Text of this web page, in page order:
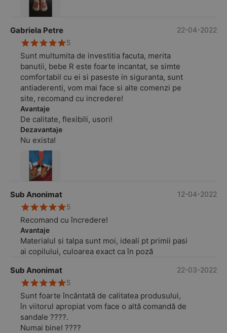
Gabriela Petre
22-04-2022
5
Sunt multumita de investitia facuta, merita
banutii, bebe R este foarte incantat, se simte
comfortabil cu ei si paseste in siguranta, sunt
antiaderenti, vom mai face si alte comenzi pe
site, recomand cu incredere!
Avantaje
De calitate, flexibili, usori!
Dezavantaje
Nu exista!
Sub Anonimat
12-04-2022
5
Recomand cu încredere!
Avantaje
Materialul si talpa sunt moi, ideali pt primii pasi
ai copilului, culoarea exact ca în poză
Sub Anonimat
22-03-2022
5
Sunt foarte încântată de calitatea produsului,
în viitorul apropiat vom face o altă comandă de
sandale ????.
Numai bine! ????